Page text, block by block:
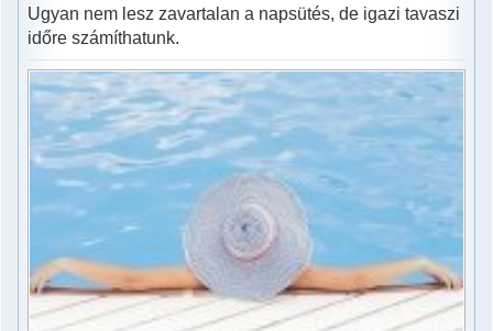
Ugyan nem lesz zavartalan a napsütés, de igazi tavaszi
időre számíthatunk.